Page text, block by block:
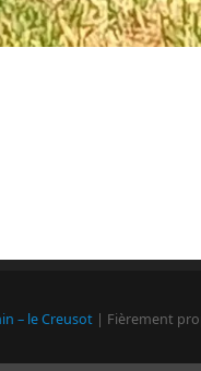
– le Creusot | Fièrement